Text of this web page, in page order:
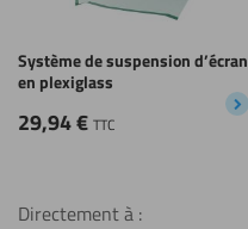
Système de suspension d’écran
en plexiglass
29,94€ TTC
Directement à :